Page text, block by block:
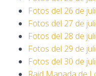
Fotos del 26 de
Fotos del 27 de
Fotos del 28 de
Fotos del 29 de
Fotos del 30 de